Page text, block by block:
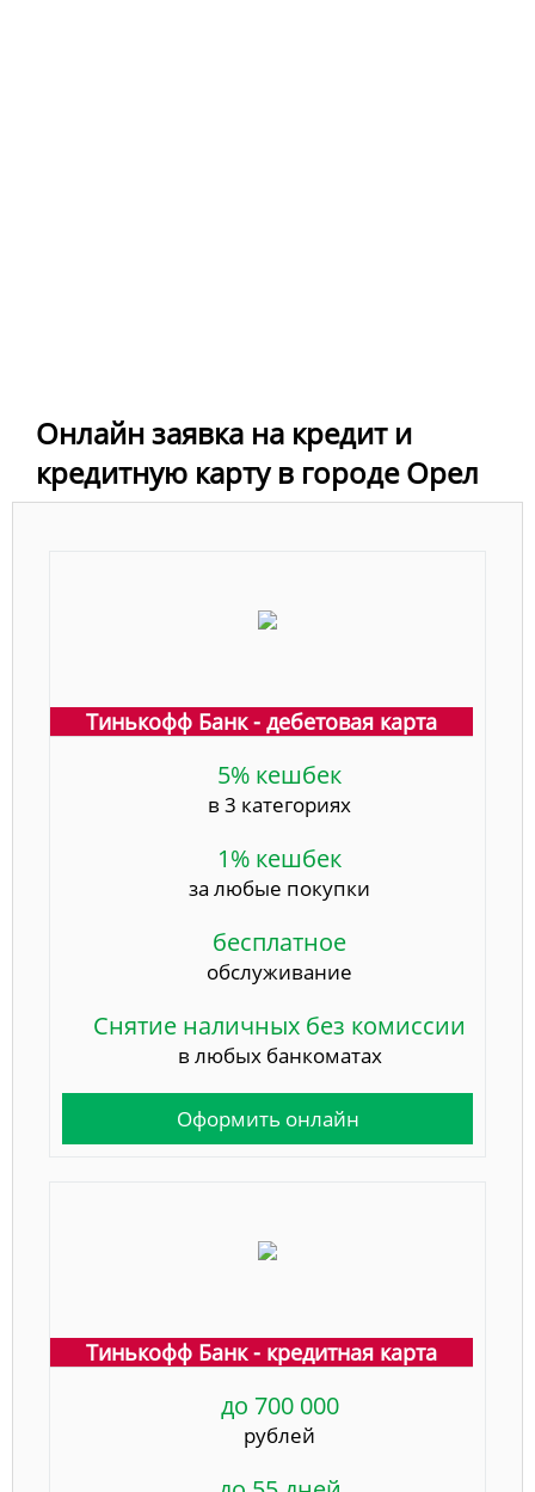
Онлайн заявка на кредит и
кредитную карту в городе Орел
Тинькофф Банк - дебетовая карта
5% кешбек
в 3 категориях
1% кешбек
за любые покупки
бесплатное
обслуживание
Снятие наличных без комиссии
в любых банкоматах
Оформить онлайн
Тинькофф Банк - кредитная карта
до 700 000
рублей